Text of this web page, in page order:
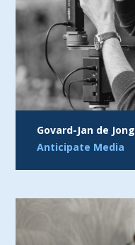
Govard-Jan de Jong
Anticipate Media